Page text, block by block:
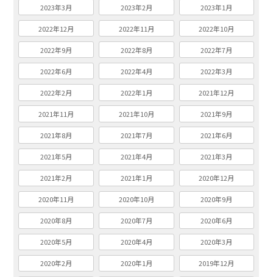
2023年3月 2023年2月 2023年1月
2022年12月 2022年11月 2022年10月
2022年9月 2022年8月 2022年7月
2022年6月 2022年4月 2022年3月
2022年2月 2022年1月 2021年12月
2021年11月 2021年10月 2021年9月
2021年8月 2021年7月 2021年6月
2021年5月 2021年4月 2021年3月
2021年2月 2021年1月 2020年12月
2020年11月 2020年10月 2020年9月
2020年8月 2020年7月 2020年6月
2020年5月 2020年4月 2020年3月
2020年2月 2020年1月 2019年12月